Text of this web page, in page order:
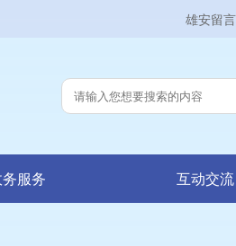
雄安留
服务 互动交流